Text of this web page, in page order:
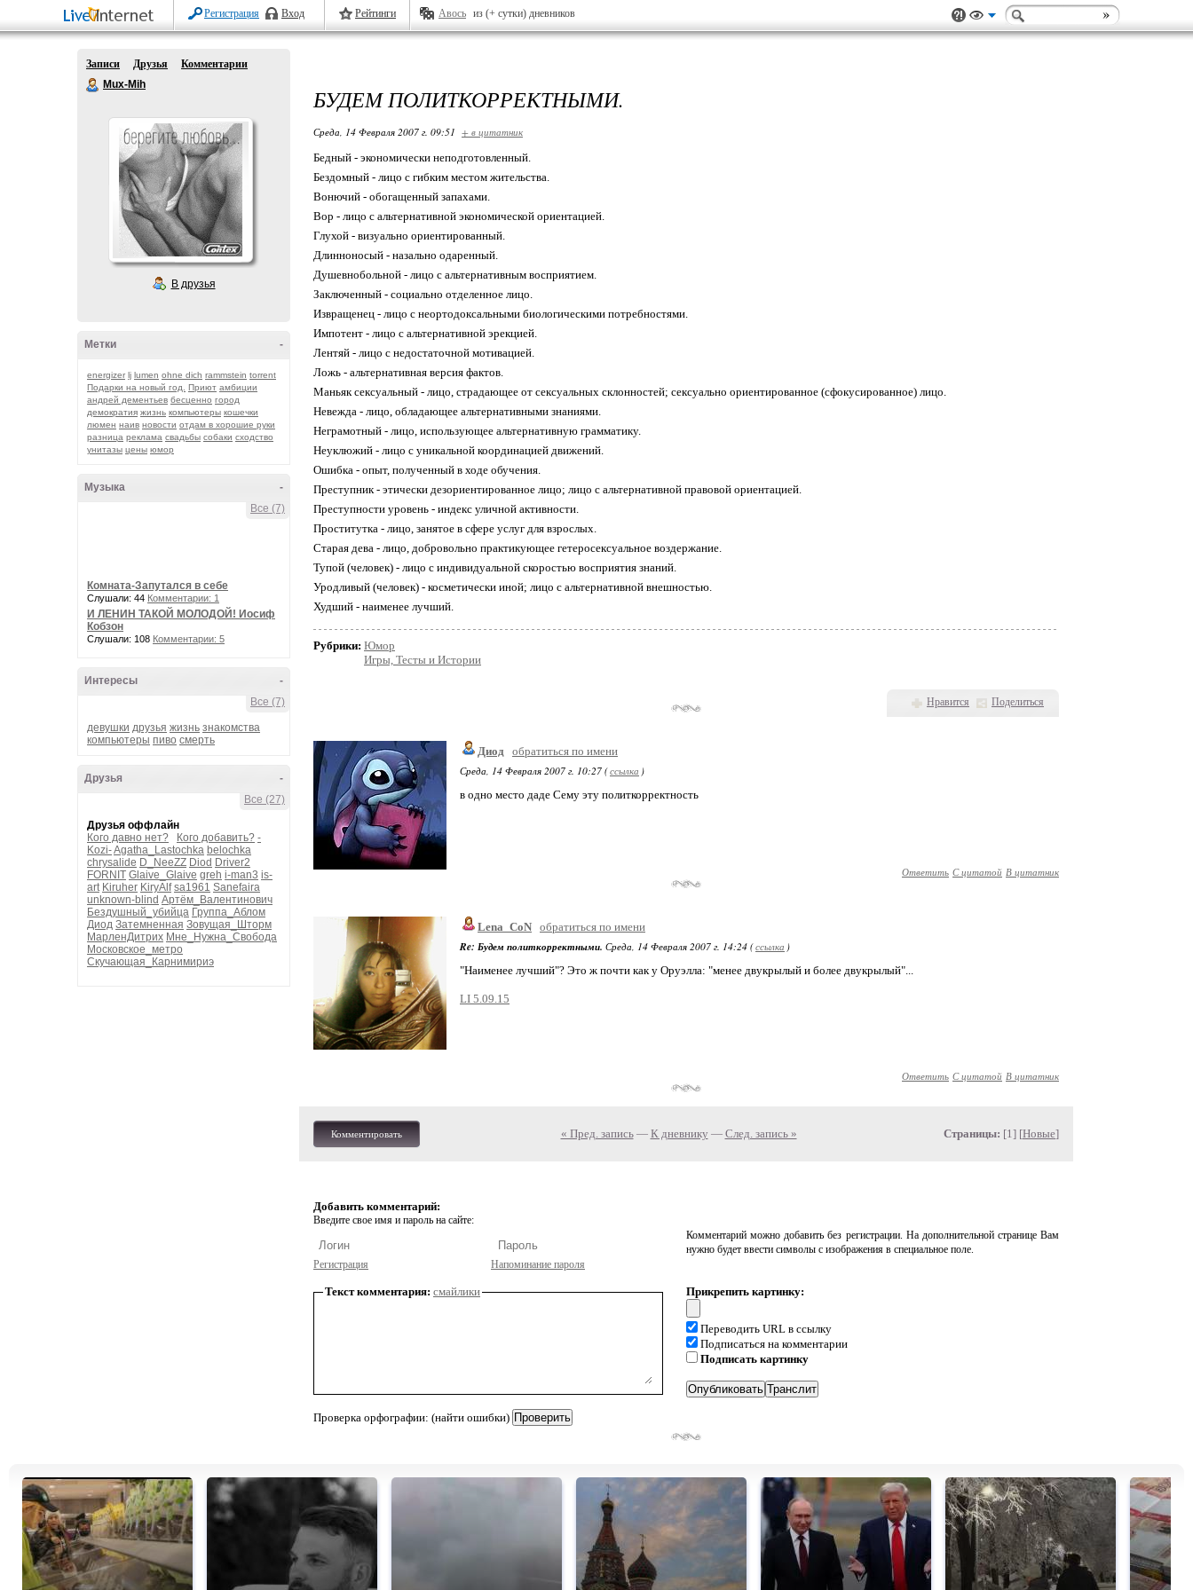
Регистрация Вход Рейтинги Авось из (+ сутки) дневников
Записи Друзья
Комментарии
Mux-Mih
В друзья
-
Метки
energizer lj lumen ohne dich rammstein torrent
Подарки на новый год.
Приют амбиции
андрей дементьев бесценно город
демократия жизнь компьютеры кошечки
люмен наив новости отдам в хорошие руки
разница реклама свадьбы собаки сходство
унитазы цены юмор
-
Музыка
Все (7)
Комната-Запутался в себе
Слушали: 44 Комментарии: 1
И ЛЕНИН ТАКОЙ МОЛОДОЙ! Иосиф
Кобзон
Слушали: 108 Комментарии: 5
-
Интересы
Все (7)
девушки друзья жизнь знакомства
компьютеры пиво смерть
-
Друзья
Все (27)
Друзья оффлайн
Кого давно нет?
Кого добавить? -
Kozi-Agatha_Lastochka belochka
chrysalide D_NeeZZ Diod Driver2
FORNIT Glaive_Glaive greh i-man3 is-
art Kiruher KiryAlf sa1961 Sanefaira
unknown-blind Артём_Валентинович
Бездушный_убийца Группа_Аблом
Диод Затемненная Зовущая_Шторм
МарленДитрих Мне_Нужна_Свобода
Московское_метро
Скучающая_Карнимириэ
БУДЕМ ПОЛИТКОРРЕКТНЫМИ.
Среда, 14 Февраля 2007 г. 09:51 + в цитатник
Бедный - экономически неподготовленный.
Бездомный - лицо с гибким местом жительства.
Вонючий - обогащенный запахами.
Вор - лицо с альтернативной экономической ориентацией.
Глухой - визуально ориентированный.
Длинноносый - назально одаренный.
Душевнобольной - лицо с альтернативным восприятием.
Заключенный - социально отделенное лицо.
Извращенец - лицо с неортодоксальными биологическими потребностями.
Импотент - лицо с альтернативной эрекцией.
Лентяй - лицо с недостаточной мотивацией.
Ложь - альтернативная версия фактов.
Маньяк сексуальный - лицо, страдающее от сексуальных склонностей; сексуально ориентированное (сфокусированное) лицо.
Невежда - лицо, обладающее альтернативными знаниями.
Неграмотный - лицо, использующее альтернативную грамматику.
Неуклюжий - лицо с уникальной координацией движений.
Ошибка - опыт, полученный в ходе обучения.
Преступник - этически дезориентированное лицо; лицо с альтернативной правовой ориентацией.
Преступности уровень - индекс уличной активности.
Проститутка - лицо, занятое в сфере услуг для взрослых.
Старая дева - лицо, добровольно практикующее гетеросексуальное воздержание.
Тупой (человек) - лицо с индивидуальной скоростью восприятия знаний.
Уродливый (человек) - косметически иной; лицо с альтернативной внешностью.
Худший - наименее лучший.
Рубрики: Юмор
Игры, Тесты и Истории
Нравится Поделиться
Диод обратиться по имени
Среда, 14 Февраля 2007 г. 10:27 (ссылка )
в одно место даде Сему эту политкорректность
Ответить С цитатой В цитатник
Lena_CoN обратиться по имени
Re: Будем политкорректными. Среда, 14 Февраля 2007 г. 14:24 (ссылка )
"Наименее лучший"? Это ж почти как у Оруэлла: "менее двукрылый и более двукрылый"...
LI 5.09.15
Ответить С цитатой В цитатник
Комментировать « Пред. запись— К дневнику — След. запись » Страницы: [1] [Новые]
Добавить комментарий:
Введите свое имя и пароль на сайте:
Регистрация Напоминание пароля
Комментарий можно добавить без регистрации. На дополнительной странице Вам
нужно будет ввести символы с изображения в специальное поле.
Текст комментария: смайлики
Проверка орфографии: (найти ошибки)
Прикрепить картинку:
Переводить URL в ссылку
Подписаться на комментарии
Подписать картинку